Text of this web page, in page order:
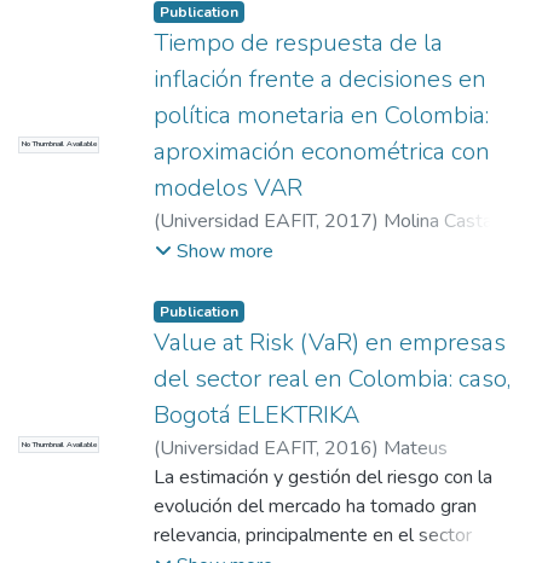
No Thumbnail Available
Publication
Tiempo de respuesta de la
inflación frente a decisiones en
política monetaria en Colombia:
aproximación econométrica con
modelos VAR
(Universidad EAFIT, 2017) Molina Castaño,
Tatiana María;
Show more
No Thumbnail Available
Publication
Value at Risk (VaR) en empresas
del sector real en Colombia: caso,
Bogotá ELEKTRIKA
(Universidad EAFIT, 2016) Mateus
Gutiérrez, Jenny;Pores Peña, Luisa
Fernanda
La estimación y gestión del riesgo con la
evolución del mercado ha tomado gran
relevancia, principalmente en el sector